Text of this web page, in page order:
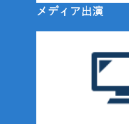
メディア出演